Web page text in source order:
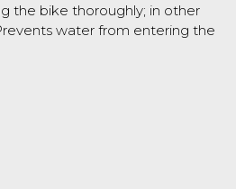
the bike thoroughly; in other
water from entering the